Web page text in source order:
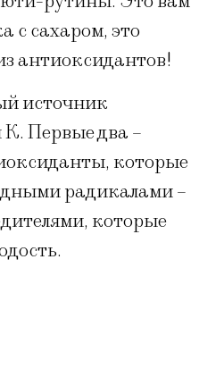
с сахаром, это
антиоксидантов!
источник
Первые два –
которые
радикалами –
которые